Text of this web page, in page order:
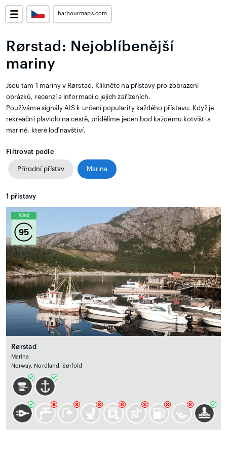
harbourmaps.com
Rørstad: Nejoblíbenější
mariny
Jsou tam 1 mariny v Rørstad. Klikněte na přístavy pro zobrazení
obrázků, recenzí a informací o jejich zařízeních.
Používáme signály AIS k určení popularity každého přístavu. Když je
rekreační plavidlo na cestě, přidělíme jeden bod každému kotvišti a
marině, které loď navštíví.
Filtrovat podle
Přírodní přístav Marina
1 přístavy
Wind
95
Rørstad
Marina
Norway, Nordland, Sørfold